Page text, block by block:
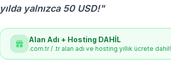
yılda yalnızca 50 USD!"
Alan Adı + Hosting DAHİL
.com.tr / .tr alan adı ve hosting yıllık ücrete dahil!